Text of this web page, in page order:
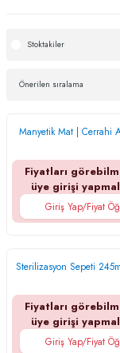
Stoktakiler
Manyetik Mat | Cerrahi
Fiyatları
üye girişi
Giriş Yap/Fiyat
Sterilizasyon Sepeti
Fiyatları
üye girişi
Giriş Yap/Fiyat